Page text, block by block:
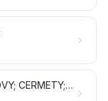
OSTATNÉ ZÁKLADNÉ KOVY; CERMETY; VÝROBKY Z NICH